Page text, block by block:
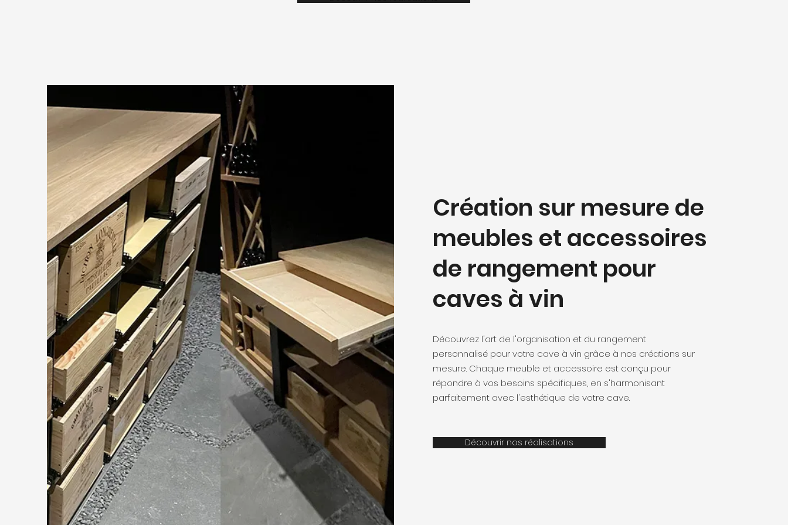
Création sur mesure de
meubles et accessoires
de rangement pour
caves à vin
Découvrez l'art de l'organisation et du rangement
personnalisé pour votre cave à vin grâce à nos créations sur
mesure. Chaque meuble et accessoire est conçu pour
répondre à vos besoins spécifiques, en s'harmonisant
parfaitement avec l'esthétique de votre cave.
Découvrir nos réalisations